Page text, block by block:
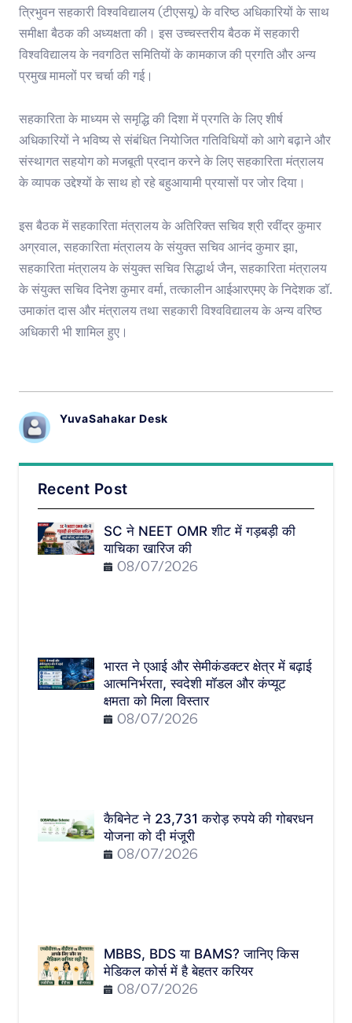
त्रिभुवन सहकारी विश्वविद्यालय (टीएसयू) के वरिष्ठ अधिकारियों के साथ
समीक्षा बैठक की अध्यक्षता की। इस उच्चस्तरीय बैठक में सहकारी
विश्वविद्यालय के नवगठित समितियों के कामकाज की प्रगति और अन्य
प्रमुख मामलों पर चर्चा की गई।
सहकारिता के माध्यम से समृद्धि की दिशा में प्रगति के लिए शीर्ष
अधिकारियों ने भविष्य से संबंधित नियोजित गतिविधियों को आगे बढ़ाने और
संस्थागत सहयोग को मजबूती प्रदान करने के लिए सहकारिता मंत्रालय
के व्यापक उद्देश्यों के साथ हो रहे बहुआयामी प्रयासों पर जोर दिया।
इस बैठक में सहकारिता मंत्रालय के अतिरिक्त सचिव श्री रवींद्र कुमार
अग्रवाल, सहकारिता मंत्रालय के संयुक्त सचिव आनंद कुमार झा,
सहकारिता मंत्रालय के संयुक्त सचिव सिद्धार्थ जैन, सहकारिता मंत्रालय
के संयुक्त सचिव दिनेश कुमार वर्मा, तत्कालीन आईआरएमए के निदेशक डॉ.
उमाकांत दास और मंत्रालय तथा सहकारी विश्वविद्यालय के अन्य वरिष्ठ
अधिकारी भी शामिल हुए।
YuvaSahakar Desk
Recent Post
SC ने NEET OMR शीट में गड़बड़ी की
याचिका खारिज की
08/07/2026
भारत ने एआई और सेमीकंडक्टर क्षेत्र में बढ़ाई
आत्मनिर्भरता, स्वदेशी मॉडल और कंप्यूट
क्षमता को मिला विस्तार
08/07/2026
कैबिनेट ने 23,731 करोड़ रुपये की गोबरधन
योजना को दी मंजूरी
08/07/2026
MBBS, BDS या BAMS? जानिए किस
मेडिकल कोर्स में है बेहतर करियर
08/07/2026